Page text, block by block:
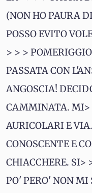
(NON HO PAURA
POSSO EVITO
> > >
PASSATA CON
ANGOSCIA!
CAMMINATA. MI>
AURICOLARI E
CONOSCENTE E
CHIACCHERE. SI>
PO' PERO' NON MI